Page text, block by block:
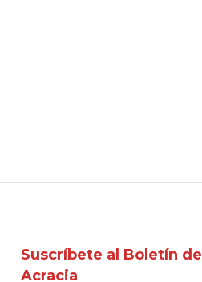
Suscríbete al Boletín de
Acracia